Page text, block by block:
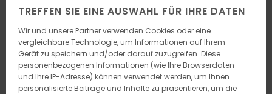
TREFFEN SIE EINE AUSWAHL FÜR IHRE DATEN
Wir und unsere Partner verwenden Cookies oder eine
vergleichbare Technologie, um Informationen auf Ihrem
Gerät zu speichern und/oder darauf zuzugreifen. Diese
personenbezogenen Informationen (wie Ihre Browserdaten
und Ihre IP-Adresse) können verwendet werden, um Ihnen
personalisierte Beiträge und Inhalte zu präsentieren, um die